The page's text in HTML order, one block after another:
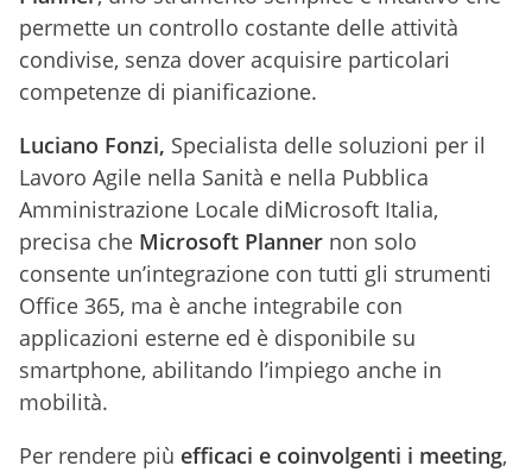
permette un controllo costante delle attività
condivise, senza dover acquisire particolari
competenze di pianificazione.
Luciano Fonzi, Specialista delle soluzioni per il
Lavoro Agile nella Sanità e nella Pubblica
Amministrazione Locale diMicrosoft Italia,
precisa che Microsoft Planner non solo
consente un’integrazione con tutti gli strumenti
Office 365, ma è anche integrabile con
applicazioni esterne ed è disponibile su
smartphone, abilitando l’impiego anche in
mobilità.
Per rendere più efficaci e coinvolgenti i meeting,